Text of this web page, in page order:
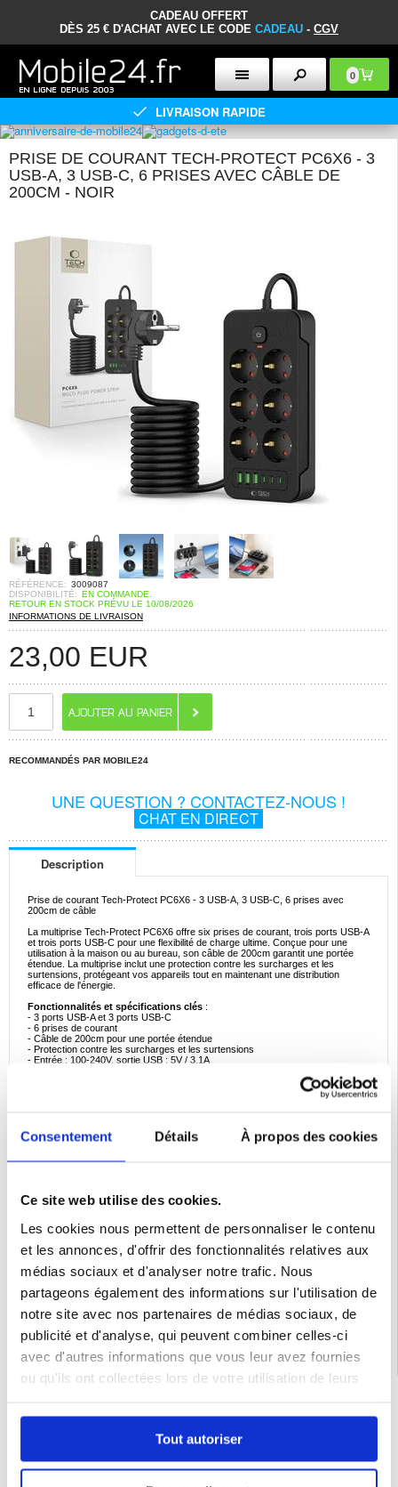
Consentement Détails À propos des cookies
Ce site web utilise des cookies.
Les cookies nous permettent de personnaliser le contenu
et les annonces, d'offrir des fonctionnalités relatives aux
médias sociaux et d'analyser notre trafic. Nous
partageons également des informations sur l'utilisation de
notre site avec nos partenaires de médias sociaux, de
publicité et d'analyse, qui peuvent combiner celles-ci
avec d'autres informations que vous leur avez fournies
ou qu'ils ont collectées lors de votre utilisation de leurs
Tout autoriser
CADEAU OFFERT
DÈS 25 € D'ACHAT AVEC LE CODE CADEAU - CGV
0
LIVRAISON RAPIDE
PRISE DE COURANT TECH-PROTECT PC6X6 - 3
USB-A, 3 USB-C, 6 PRISES AVEC CÂBLE DE
200CM - NOIR
RÉFÉRENCE: 3009087
DISPONIBILITÉ: EN COMMANDE.
RETOUR EN STOCK PRÉVU LE 10/08/2026
INFORMATIONS DE LIVRAISON
23,00 EUR
RECOMMANDÉS PAR MOBILE24
UNE QUESTION ? CONTACTEZ-NOUS !
CHAT EN DIRECT
Description
Prise de courant Tech-Protect PC6X6 - 3 USB-A, 3 USB-C, 6 prises avec
200cm de câble
La multiprise Tech-Protect PC6X6 offre six prises de courant, trois ports USB-A
et trois ports USB-C pour une flexibilité de charge ultime. Conçue pour une
utilisation à la maison ou au bureau, son câble de 200cm garantit une portée
étendue. La multiprise inclut une protection contre les surcharges et les
surtensions, protégeant vos appareils tout en maintenant une distribution
efficace de l'énergie.
Fonctionnalités et spécifications clés :
- 3 ports USB-A et 3 ports USB-C
- 6 prises de courant
- Câble de 200cm pour une portée étendue
- Protection contre les surcharges et les surtensions
- Entrée : 100-240V, sortie USB : 5V / 3.1A
- Chargez efficacement plusieurs appareils à la maison ou au bureau.
Raisons d'acheter
- Permet de charger tous les appareils de manière polyvalente
- L'USB-C est désormais la norme mondiale pour la charge rapide et le transfert
Emballage : Euroblister
rallonge extension
7 % DE RÉDUCTION
LUN - VEN 10H - 22H